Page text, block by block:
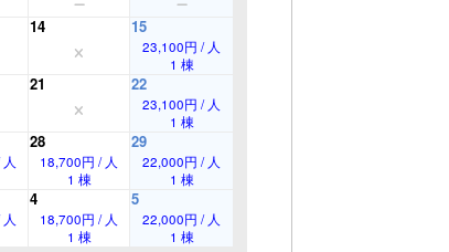
14 15
23,100円 / 人
1 棟
21 22
23,100円 / 人
1 棟
28
18,700円 / 人
1 棟
29
22,000円 / 人
1 棟
4
18,700円 / 人
1 棟
5
22,000円 / 人
1 棟